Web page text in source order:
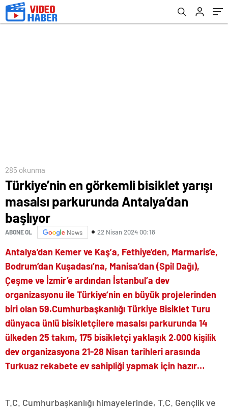
285 okunma
Türkiye’nin en görkemli bisiklet yarışı
masalsı parkurunda Antalya’dan
başlıyor
ABONE OL News 22 Nisan 2024 00:18
Antalya’dan Kemer ve Kaş’a, Fethiye’den, Marmaris’e,
Bodrum’dan Kuşadası’na, Manisa’dan (Spil Dağı),
Çeşme ve İzmir’e ardından İstanbul’a dev
organizasyonu ile Türkiye’nin en büyük projelerinden
biri olan 59.Cumhurbaşkanlığı Türkiye Bisiklet Turu
dünyaca ünlü bisikletçilere masalsı parkurunda 14
ülkeden 25 takım, 175 bisikletçiyaklaşık 2.000 kişilik
dev organizasyona 21-28 Nisan tarihleri arasında
Turkuaz rekabete ev sahipliği yapmak için hazır…
T.C. Cumhurbaşkanlığı himayelerinde, T.C. Gençlik ve